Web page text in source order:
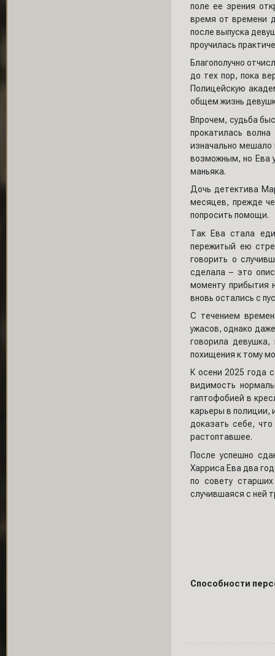
поле ее зрения
время от времени
после выпуска
проучилась
Благополучно
до тех пор, пока
Полицейскую
общем жизнь
Впрочем, судьба
прокатилась
изначально мешало
возможным, но Ева
маньяка.
Дочь детектива
месяцев, прежде
попросить помощи.
Так Ева стала
пережитый ею
говорить о
сделала – это
моменту прибытия
вновь остались с
С течением
ужасов, однако
говорила
похищения к тому
К осени 2025 года
видимость
гаптофобией в
карьеры в полиции,
доказать себе,
растоптавшее.
После успешно
Харриса Ева два
по совету
случившаяся с ней
Способности